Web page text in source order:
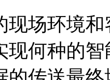
现场环境
现何种的